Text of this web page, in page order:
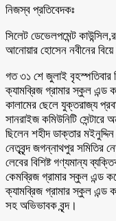
নিজস্ব প্রতিবেদকঃ
সিলেট ডেভেলপমেন্ট
আনোয়ার হোসেন নবীনের
গত ৩১ শে জুলাই বৃহস্পতিবার
ক্যামব্রিজ গ্রামার স্কুল এন্ড
কালামের ছেলে যুক্তরাজ্য
সানরাইজ কমিউনিটি
ছিলেন শহীদ ডাক্তার
নেতৃবৃন্দ জগন্নাথপুর সমিতির
লেবের বিশিষ্ট গণ্যমান্য
কেমব্রিজ গ্রামার স্কুল এন্ড
ক্যামব্রিজ গ্রামার স্কুল এন্ড
সহ অভিভাবক বৃন্দ।